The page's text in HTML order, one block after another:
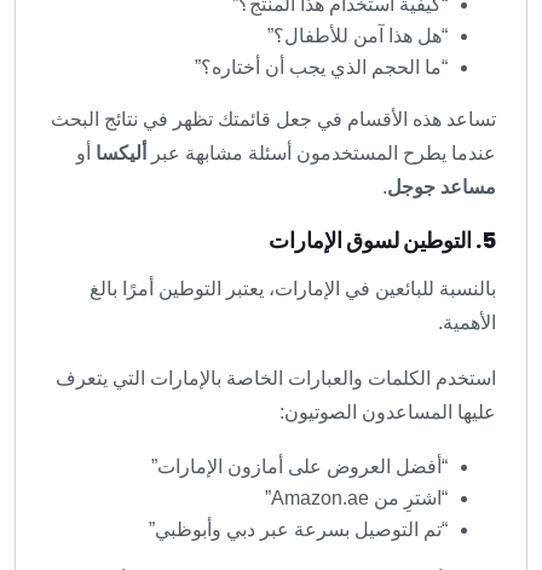
“كيفية استخدام هذا المنتج؟”
“هل هذا آمن للأطفال؟”
“ما الحجم الذي يجب أن أختاره؟”
تساعد هذه الأقسام في جعل قائمتك تظهر في نتائج البحث
عندما يطرح المستخدمون أسئلة مشابهة عبر
أليكسا أو
مساعد جوجل.
5. التوطين لسوق الإمارات
بالنسبة للبائعين في الإمارات، يعتبر التوطين أمرًا بالغ
الأهمية.
استخدم الكلمات والعبارات الخاصة بالإمارات التي يتعرف
عليها المساعدون الصوتيون:
“أفضل العروض على أمازون الإمارات”
“اشترِ من Amazon.ae”
“تم التوصيل بسرعة عبر دبي وأبوظبي”